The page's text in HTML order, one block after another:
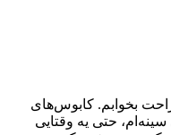
بخوابم. کابوس‌های
حتی یه وقتایی